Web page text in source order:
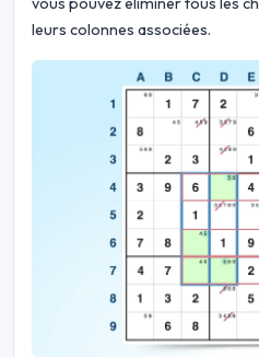
leurs colonnes associées.